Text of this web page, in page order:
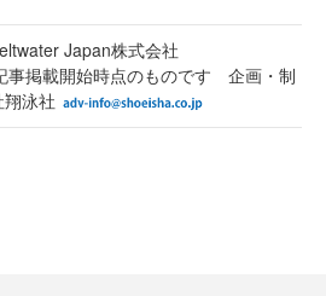
Japan株式会社
事掲載開始時点のものです 企画・制
泳社